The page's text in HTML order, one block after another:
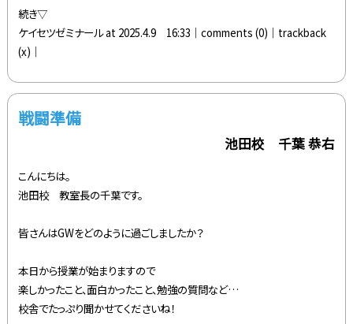
続き▽
ケイセツゼミナール at 2025.4.9 16:33│comments (0) │trackback
(x)│
戦闘準備
池田校 千葉 恭右
こんにちは。
池田校 教室長の千葉です。
皆さんはGWをどのように過ごしましたか？
本日から授業が始まりますので
楽しかったこと、面白かったこと、勉強の質問など…
校舎でたっぷり聞かせてくださいね！